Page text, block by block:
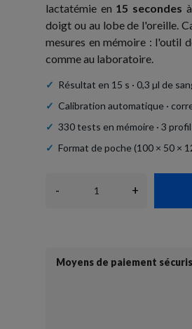
lactatémie en 15 secondes
doigt ou au lobe de l'oreille.
mesures en mémoire : l'outil
comme au laboratoire.
✓ Résultat en 15 s · 0,3 µl de
✓ Calibration automatique ·
✓ 330 tests en mémoire · 3
✓ Format de poche (100 × 50 ×
- +
Moyens de paiement